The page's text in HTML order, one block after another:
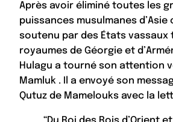
Après avoir éliminé toutes les
puissances musulmanes
soutenu par des États vassaux
royaumes de Géorgie et
Hulagu a tourné son attention
Mamluk . Il a envoyé son
Qutuz de Mamelouks avec la